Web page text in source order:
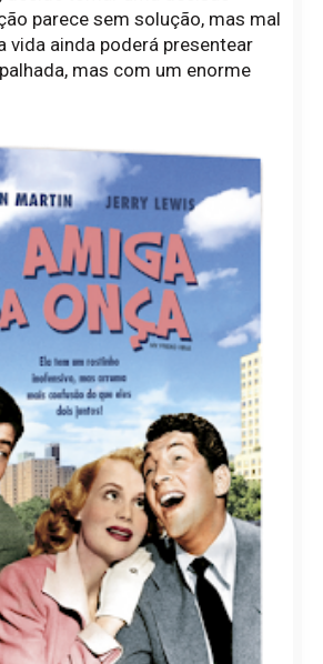
parece sem solução, mas mal
vida ainda poderá presentear
mas com um enorme